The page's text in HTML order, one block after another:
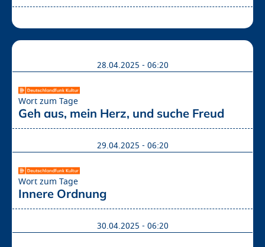
28.04.2025 - 06:20
Wort zum Tage
Geh aus, mein Herz, und suche Freud
29.04.2025 - 06:20
Wort zum Tage
Innere Ordnung
30.04.2025 - 06:20